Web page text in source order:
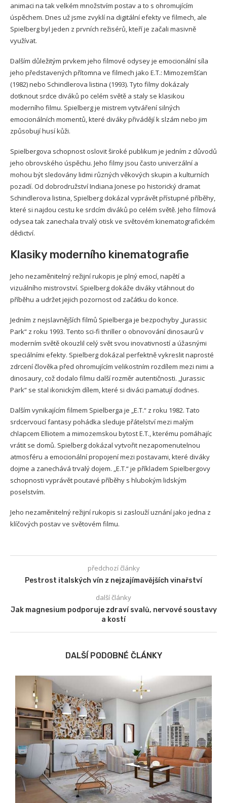
animaci na tak velkém množstvím postav a to s ohromujícím
úspěchem. Dnes už jsme zvyklí na digitální efekty ve filmech, ale
Spielberg byl jeden z prvních režisérů, kteří je začali masivně
využívat.
Dalším důležitým prvkem jeho filmové odysey je emocionální síla
jeho představených přítomna ve filmech jako E.T.: Mimozemšťan
(1982) nebo Schindlerova listina (1993). Tyto filmy dokázaly
dotknout srdce diváků po celém světě a staly se klasikou
moderního filmu. Spielberg je mistrem vytváření silných
emocionálních momentů, které diváky přivádějí k slzám nebo jim
způsobují husí kůži.
Spielbergova schopnost oslovit široké publikum je jedním z důvodů
jeho obrovského úspěchu. Jeho filmy jsou často univerzální a
mohou být sledovány lidmi různých věkových skupin a kulturních
pozadí. Od dobrodružství Indiana Jonese po historický dramat
Schindlerova listina, Spielberg dokázal vyprávět přístupné příběhy,
které si najdou cestu ke srdcím diváků po celém světě. Jeho filmová
odysea tak zanechala trvalý otisk ve světovém kinematografickém
dědictví.
Klasiky moderního kinematografie
Jeho nezaměnitelný režijní rukopis je plný emocí, napětí a
vizuálního mistrovství. Spielberg dokáže diváky vtáhnout do
příběhu a udržet jejich pozornost od začátku do konce.
Jedním z nejslavnějších filmů Spielberga je bezpochyby „Jurassic
Park“ z roku 1993. Tento sci-fi thriller o obnovování dinosaurů v
moderním světě okouzlil celý svět svou inovativností a úžasnými
speciálními efekty. Spielberg dokázal perfektně vykreslit naprosté
zdrcení člověka před ohromujícím velikostním rozdílem mezi nimi a
dinosaury, což dodalo filmu další rozměr autentičnosti. „Jurassic
Park“ se stal ikonickým dílem, které si diváci pamatují dodnes.
Dalším vynikajícím filmem Spielberga je „E.T.“ z roku 1982. Tato
srdcervoucí fantasy pohádka sleduje přátelství mezi malým
chlapcem Elliotem a mimozemskou bytost E.T., kterému pomáhajíc
vrátit se domů. Spielberg dokázal vytvořit nezapomenutelnou
atmosféru a emocionální propojení mezi postavami, které diváky
dojme a zanechává trvalý dojem. „E.T.“ je příkladem Spielbergovy
schopnosti vyprávět poutavé příběhy s hlubokým lidským
poselstvím.
Jeho nezaměnitelný režijní rukopis si zaslouží uznání jako jedna z
klíčových postav ve světovém filmu.
předchozí články
Pestrost italských vín z nejzajímavějších vinařství
další články
Jak magnesium podporuje zdraví svalů, nervové soustavy
a kostí
DALŠÍ PODOBNÉ ČLÁNKY